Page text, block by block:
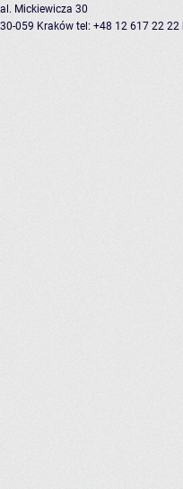
al. Mickiewicza 30
30-059 Kraków tel: +48 12 617 22 22